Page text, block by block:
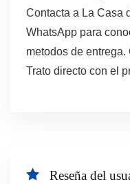
Contacta a La Casa
WhatsApp para
metodos de
Trato directo con el
Reseña del